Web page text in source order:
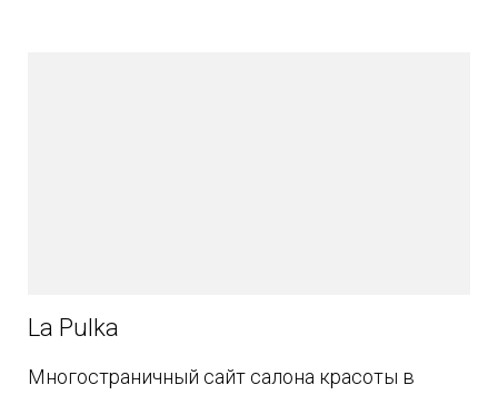
La Pulka
Многостраничный сайт салона красоты в